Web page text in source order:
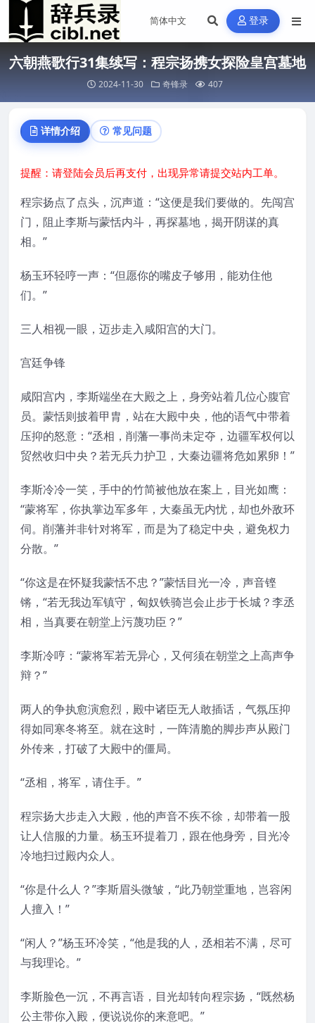
登录
六朝燕歌行31集续写：程宗扬携女探险皇宫墓地
2024-11-30 奇锋录 407
详情介绍 常见问题
提醒：请登陆会员后再支付，出现异常请提交站内工单。
程宗扬点了点头，沉声道：“这便是我们要做的。先闯宫
门，阻止李斯与蒙恬内斗，再探墓地，揭开阴谋的真
相。”
杨玉环轻哼一声：“但愿你的嘴皮子够用，能劝住他
们。”
三人相视一眼，迈步走入咸阳宫的大门。
宫廷争锋
咸阳宫内，李斯端坐在大殿之上，身旁站着几位心腹官
员。蒙恬则披着甲胄，站在大殿中央，他的语气中带着
压抑的怒意：“丞相，削藩一事尚未定夺，边疆军权何以
贸然收归中央？若无兵力护卫，大秦边疆将危如累卵！”
李斯冷冷一笑，手中的竹简被他放在案上，目光如鹰：
“蒙将军，你执掌边军多年，大秦虽无内忧，却也外敌环
伺。削藩并非针对将军，而是为了稳定中央，避免权力
分散。”
“你这是在怀疑我蒙恬不忠？”蒙恬目光一冷，声音铿
锵，“若无我边军镇守，匈奴铁骑岂会止步于长城？李丞
相，当真要在朝堂上污蔑功臣？”
李斯冷哼：“蒙将军若无异心，又何须在朝堂之上高声争
辩？”
两人的争执愈演愈烈，殿中诸臣无人敢插话，气氛压抑
得如同寒冬将至。就在这时，一阵清脆的脚步声从殿门
外传来，打破了大殿中的僵局。
“丞相，将军，请住手。”
程宗扬大步走入大殿，他的声音不疾不徐，却带着一股
让人信服的力量。杨玉环提着刀，跟在他身旁，目光冷
冷地扫过殿内众人。
“你是什么人？”李斯眉头微皱，“此乃朝堂重地，岂容闲
人擅入！”
“闲人？”杨玉环冷笑，“他是我的人，丞相若不满，尽可
与我理论。”
李斯脸色一沉，不再言语，目光却转向程宗扬，“既然杨
公主带你入殿，便说说你的来意吧。”